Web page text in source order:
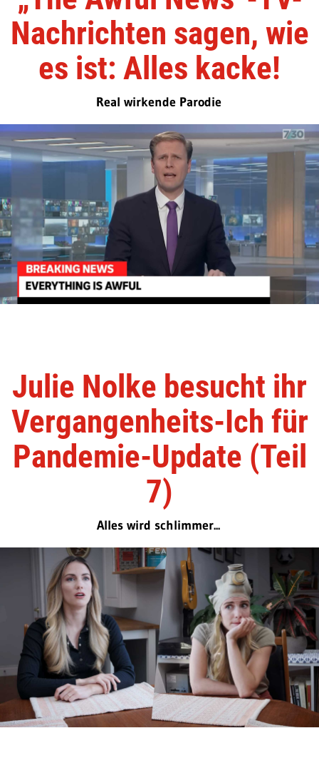
Nachrichten sagen, wie
es ist: Alles kacke!
Real wirkende Parodie
Julie Nolke besucht ihr
Vergangenheits-Ich für
Pandemie-Update (Teil
7)
Alles wird schlimmer...